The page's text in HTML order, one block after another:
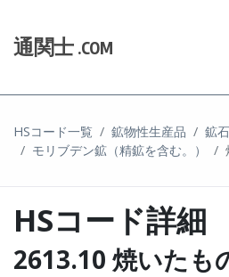
通関士 .COM
HSコード一覧 鉱物性生産品
鉱
モリブデン鉱（精鉱を含む。）
HSコード詳細
2613.10 焼いたも
通関Ｑ＆Ａ
通関士NEWS
HSコード